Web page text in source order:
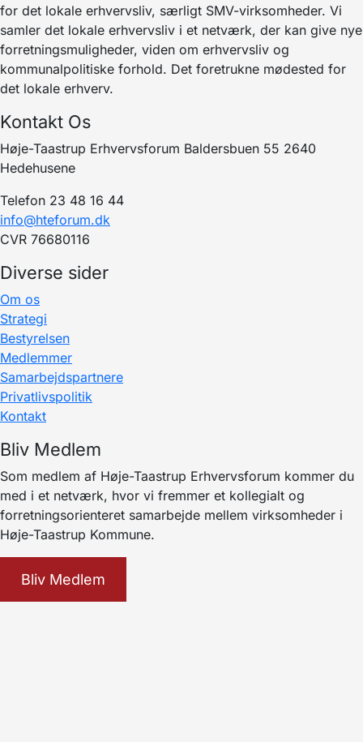
for det lokale erhvervsliv, særligt SMV-virksomheder. Vi
samler det lokale erhvervsliv i et netværk, der kan give nye
forretningsmuligheder, viden om erhvervsliv og
kommunalpolitiske forhold. Det foretrukne mødested for
det lokale erhverv.
Kontakt Os
Høje-Taastrup Erhvervsforum Baldersbuen 55 2640
Hedehusene
Telefon 23 48 16 44
info@hteforum.dk
CVR 76680116
Diverse sider
Om os
Strategi
Bestyrelsen
Medlemmer
Samarbejdspartnere
Privatlivspolitik
Kontakt
Bliv Medlem
Som medlem af Høje-Taastrup Erhvervsforum kommer du
med i et netværk, hvor vi fremmer et kollegialt og
forretningsorienteret samarbejde mellem virksomheder i
Høje-Taastrup Kommune.
Bliv Medlem